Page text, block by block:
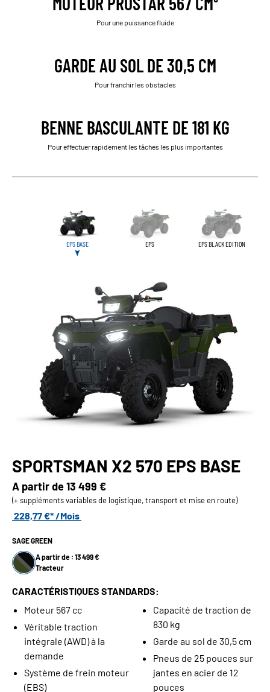
Pour une puissance fluide
GARDE AU SOL DE 30,5 CM
Pour franchir les obstacles
BENNE BASCULANTE DE 181 KG
Pour effectuer rapidement les tâches les plus importantes
EPS BASE EPS EPS BLACK EDITION
SPORTSMAN X2 570 EPS BASE
A partir de13 499 €
(+ suppléments variables de logistique, transport et mise en route)
228,77 €* /Mois
SAGE GREEN
A partir de : 13 499 €
Tracteur
CARACTÉRISTIQUES STANDARDS:
Moteur 567 cc
Véritable traction
intégrale (AWD) à la
demande
Système de frein moteur
(EBS)
Capacité de traction de
830 kg
Garde au sol de 30,5 cm
Pneus de 25 pouces sur
jantes en acier de 12
pouces